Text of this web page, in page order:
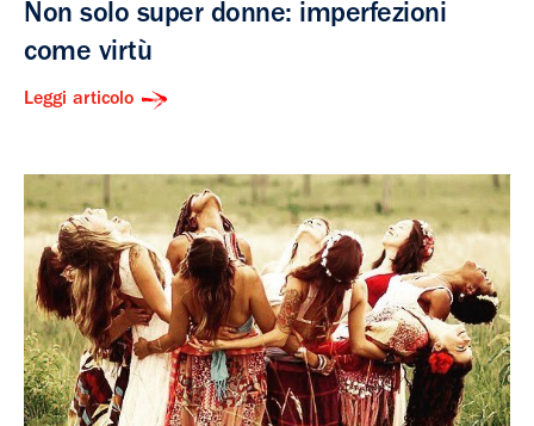
Non solo super donne: imperfezioni
come virtù
Leggi articolo